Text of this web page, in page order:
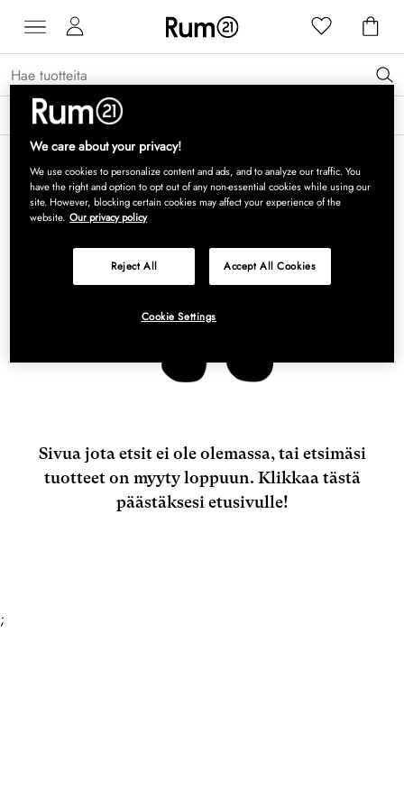
Saat 15 % alennusta Grythyttan Stålmöbler -tuotteista* →
Sivua jota etsit ei ole olemassa, tai etsimäsi
tuotteet on myyty loppuun. Klikkaa tästä
päästäksesi etusivulle!
;
We care about your privacy!
We use cookies to personalize content and ads, and to analyze our traffic. You
have the right and option to opt out of any non-essential cookies while using our
site. However, blocking certain cookies may affect your experience of the
website. Our privacy policy
Reject All Accept All Cookies
Cookie Settings